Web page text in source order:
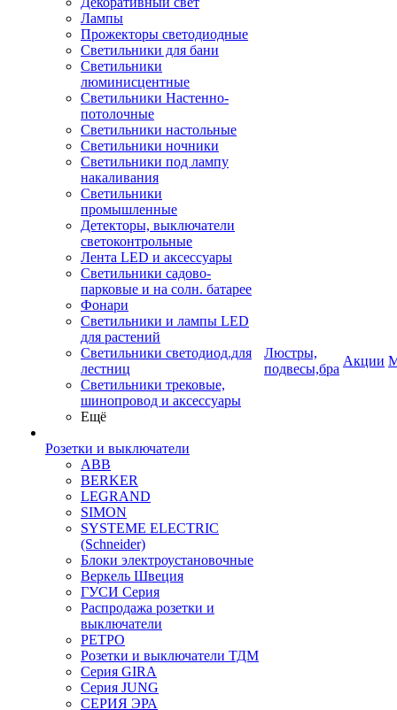
Лампы
Прожекторы светодиодные
Светильники для бани
Светильники
люминисцентные
Светильники Настенно-
потолочные
Светильники настольные
Светильники ночники
Светильники под лампу
накаливания
Светильники
промышленные
Детекторы, выключатели
светоконтрольные
Лента LED и аксессуары
Светильники садово-
парковые и на солн. батарее
Фонари
Светильники и лампы LED
для растений
Светильники светодиод.для
лестниц
Светильники трековые,
шинопровод и аксессуары
Ещё
Розетки и выключатели
ABB
BERKER
LEGRAND
SIMON
SYSTEME ELECTRIC
(Schneider)
Блоки электроустановочные
Веркель Швеция
ГУСИ Серия
Распродажа розетки и
выключатели
РЕТРО
Розетки и выключатели ТДМ
Серия GIRA
Серия JUNG
СЕРИЯ ЭРА
Люстры,
подвесы,бра
Акции